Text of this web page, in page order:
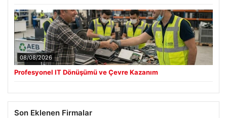
08/08/2026
Profesyonel IT Dönüşümü ve Çevre Kazanım
Son Eklenen Firmalar